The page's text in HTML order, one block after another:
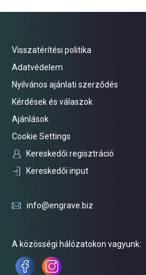
Visszatérítési politika
Adatvédelem
Nyilvános ajánlati szerződés
Kérdések és válaszok
Ajánlások
Cookie Settings
Kereskedői regisztráció
Kereskedői input
info@engrave.biz
A közösségi hálózatokon vagyunk: